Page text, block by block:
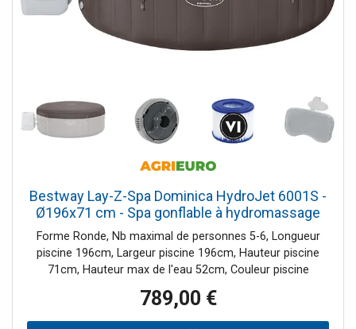
moments de relaxation en famille ou entre amis tout au
produits chimiques agressifs. Le kit de nettoyage Lay-Z-
Spa® est parfait pour garder votre spa étincelant ! Photo
d'illustration>
Bestway Lay-Z-Spa Dominica HydroJet 6001S -
Ø196x71 cm - Spa gonflable à hydromassage
Forme Ronde, Nb maximal de personnes 5-6, Longueur
piscine 196cm, Largeur piscine 196cm, Hauteur piscine
71cm, Hauteur max de l'eau 52cm, Couleur piscine
Marron, Capacité piscine 810L, Nb de Jets 140jets, Pays
de fabrication Chine, Débit horaire max pompe 1325L/h,
Filtre À cartouche, Bâche de protection Incluse, Gestion à
789,00 €